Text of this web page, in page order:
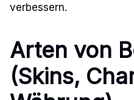
verbessern.
Arten von
(Skins,